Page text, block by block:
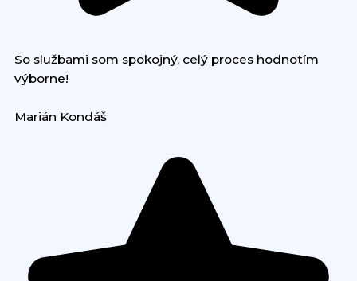
So službami som spokojný, celý proces hodnotím
výborne!
Marián Kondáš